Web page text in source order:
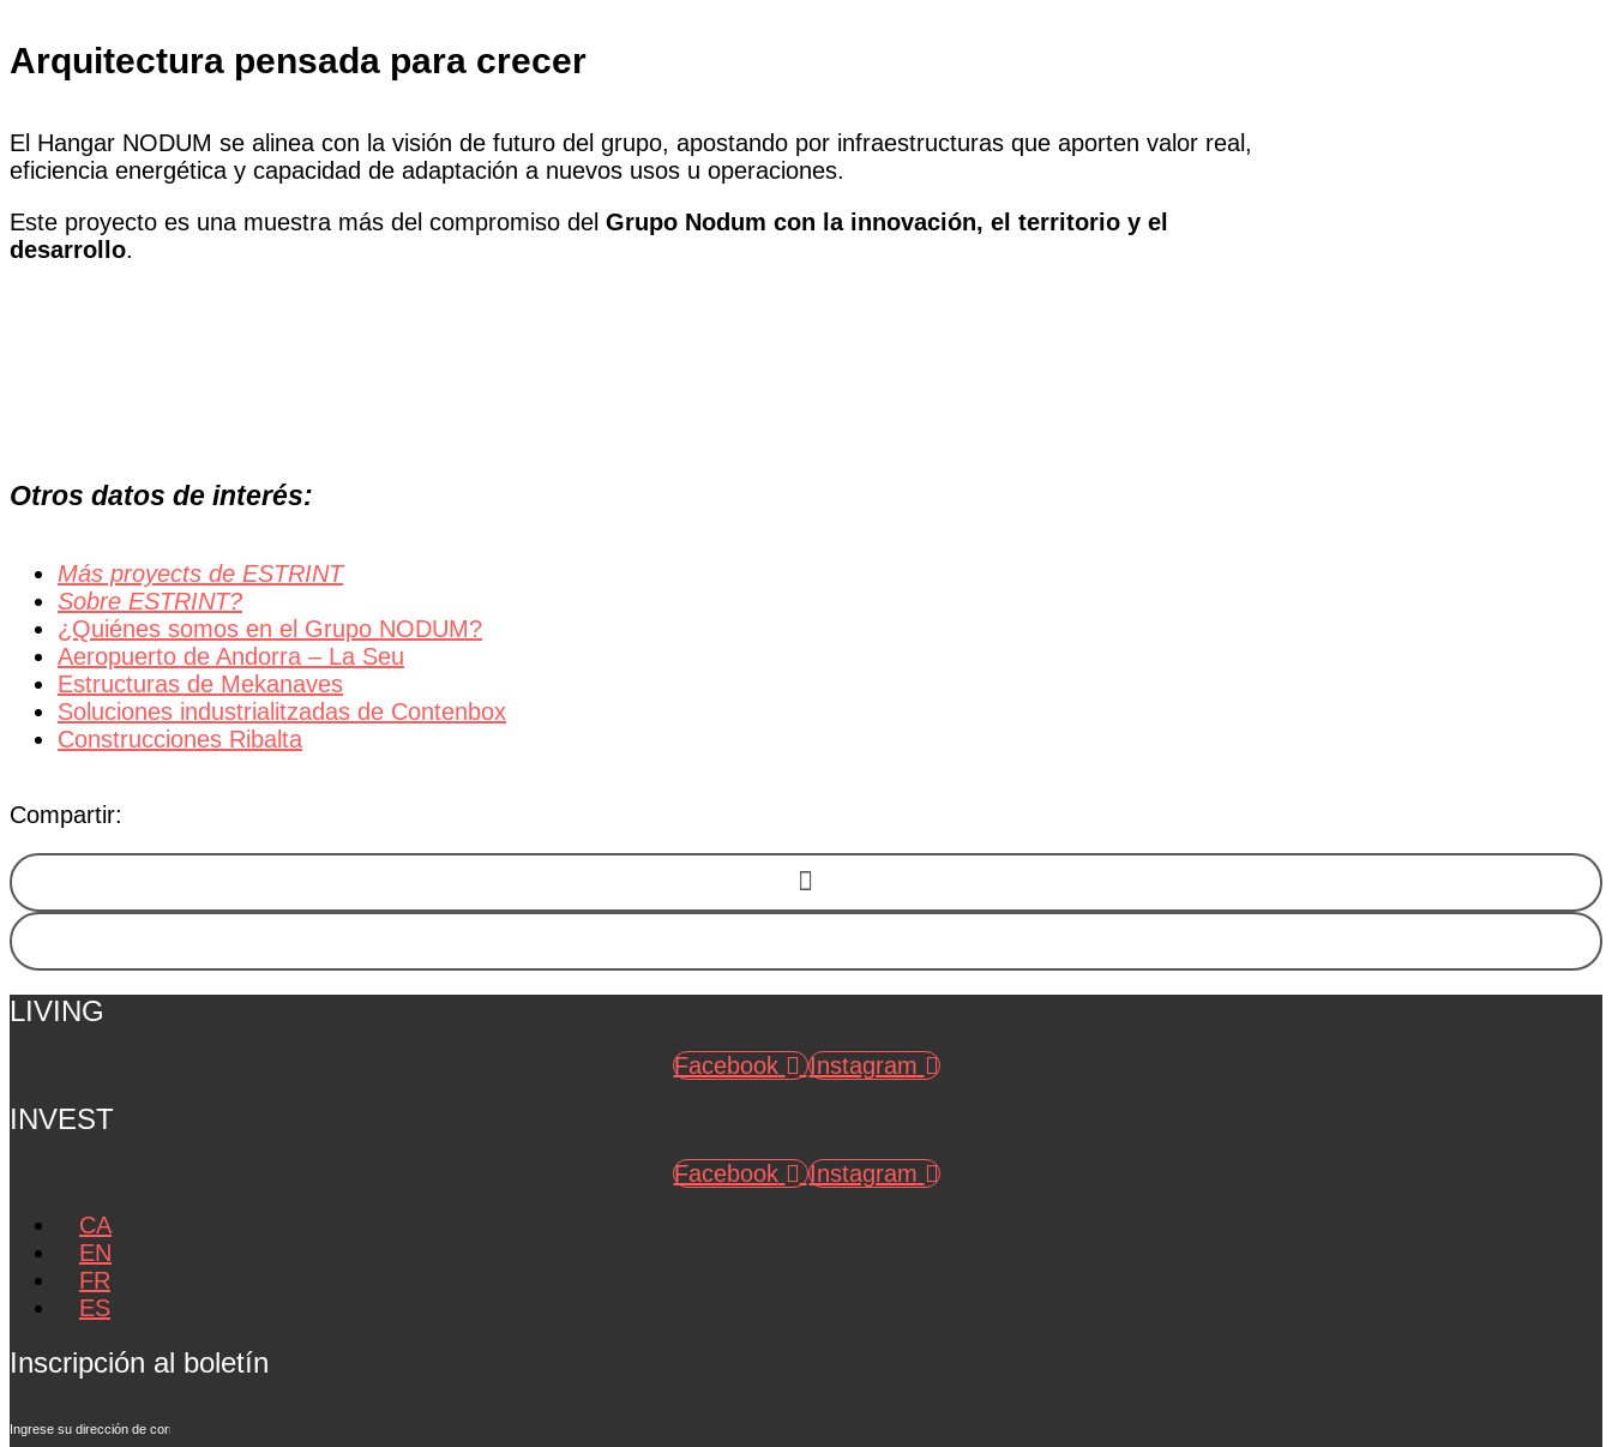
Arquitectura pensada para crecer
El Hangar NODUM se alinea con la visión de futuro del grupo, apostando por infraestructuras que aporten valor real,
eficiencia energética y capacidad de adaptación a nuevos usos u operaciones.
Este proyecto es una muestra más del compromiso del Grupo Nodum con la innovación, el territorio y el
desarrollo.
Otros datos de interés:
Más proyects de ESTRINT
Sobre ESTRINT?
¿Quiénes somos en el Grupo NODUM?
Aeropuerto de Andorra – La Seu
Estructuras de Mekanaves
Soluciones industrialitzadas de Contenbox
Construcciones Ribalta
Compartir:
LIVING
Facebook Instagram
INVEST
Facebook
Instagram
CA
EN
FR
ES
Inscripción al boletín